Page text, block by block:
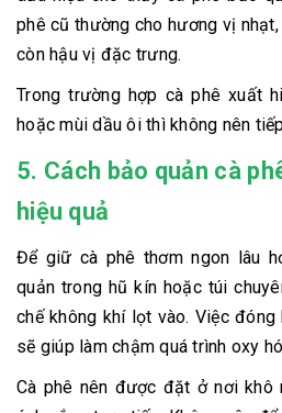
phê cũ thường cho hương vị
còn hậu vị đặc trưng.
Trong trường hợp cà phê xuất
hoặc mùi dầu ôi thì không nên
5. Cách bảo quản cà
hiệu quả
Để giữ cà phê thơm ngon lâu
quản trong hũ kín hoặc túi
chế không khí lọt vào. Việc
sẽ giúp làm chậm quá trình oxy
Cà phê nên được đặt ở nơi khô